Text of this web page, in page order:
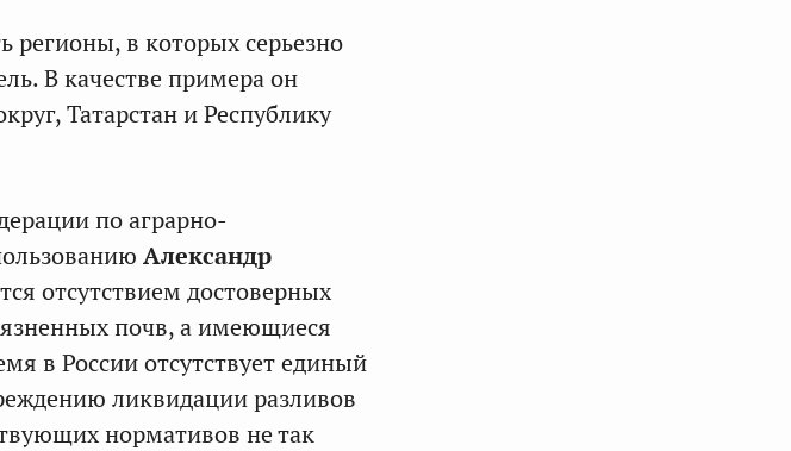
регионы, в которых серьезно
В качестве примера он
Татарстан и Республику
по аграрно-
Александр
отсутствием достоверных
почв, а имеющиеся
в России отсутствует единый
ликвидации разливов
нормативов не так